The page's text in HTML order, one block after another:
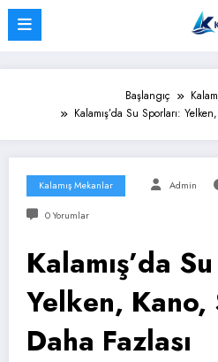
İçeriğe
Başlangıç
Kalamış’da Su Sporları:
Kalamış Mekanlar Admin
0 Yorumlar
Kalamış’da
Yelken,
Daha Fazlası